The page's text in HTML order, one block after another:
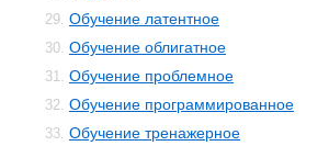
29. Обучение латентное
30. Обучение облигатное
31. Обучение проблемное
32. Обучение программированное
33. Обучение тренажерное